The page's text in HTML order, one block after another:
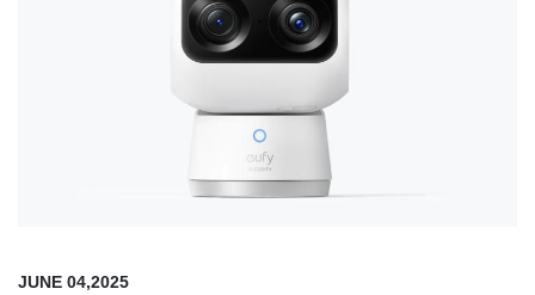
JUNE 04,2025